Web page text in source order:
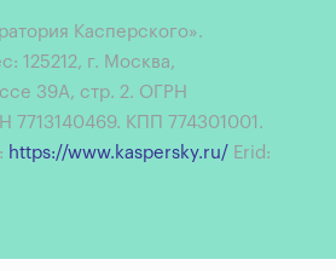
Касперского».
125212, г. Москва,
39А, стр. 2. ОГРН
7713140469. КПП 774301001.
https://www.kaspersky.ru/ Erid: